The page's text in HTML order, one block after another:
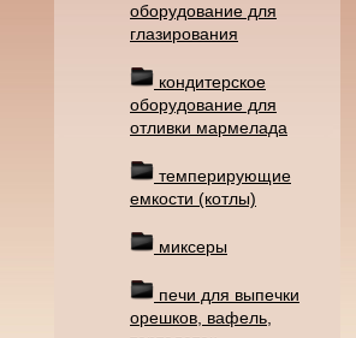
оборудование для
глазирования
кондитерское
оборудование для
отливки мармелада
темперирующие
емкости (котлы)
миксеры
печи для выпечки
орешков, вафель,